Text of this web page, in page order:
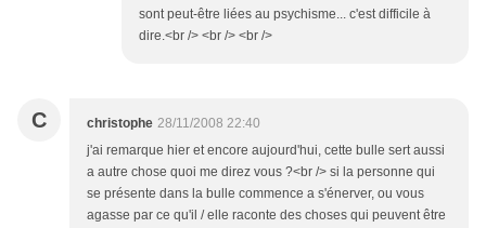
sont peut-être liées au psychisme... c'est difficile à
dire.<br /> <br /> <br />
C christophe 28/11/2008 22:40
j'ai remarque hier et encore aujourd'hui, cette bulle sert aussi
a autre chose quoi me direz vous ?<br /> si la personne qui
se présente dans la bulle commence a s'énerver, ou vous
agasse par ce qu'il / elle raconte des choses qui peuvent être